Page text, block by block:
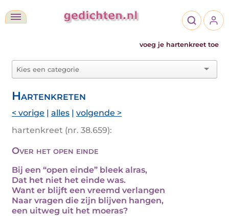
voeg je hartenkreet toe
Hartenkreten
< vorige | alles | volgende >
hartenkreet (nr. 38.659):
Over het open einde
Bij een “open einde” bleek alras,
Dat het niet het einde was.
Want er blijft een vreemd verlangen
Naar vragen die zijn blijven hangen,
een uitweg uit het moeras?